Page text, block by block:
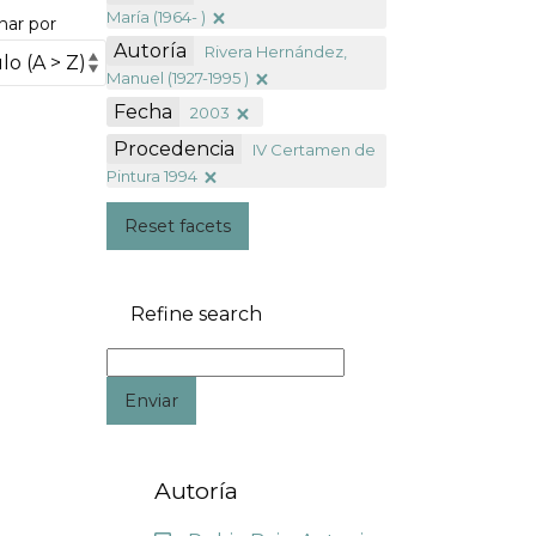
por María (1964- )
Autoría
Rivera Hernández,
Manuel (1927-1995 )
Fecha 2003
Procedencia
IV Certamen de
Pintura 1994
Reset facets
Refine search
Enviar
Autoría